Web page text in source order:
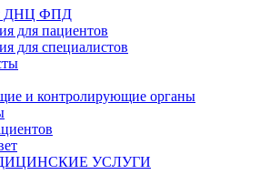
ДНЦ ФПД
для пациентов
для специалистов
и контролирующие органы
УСЛУГИ